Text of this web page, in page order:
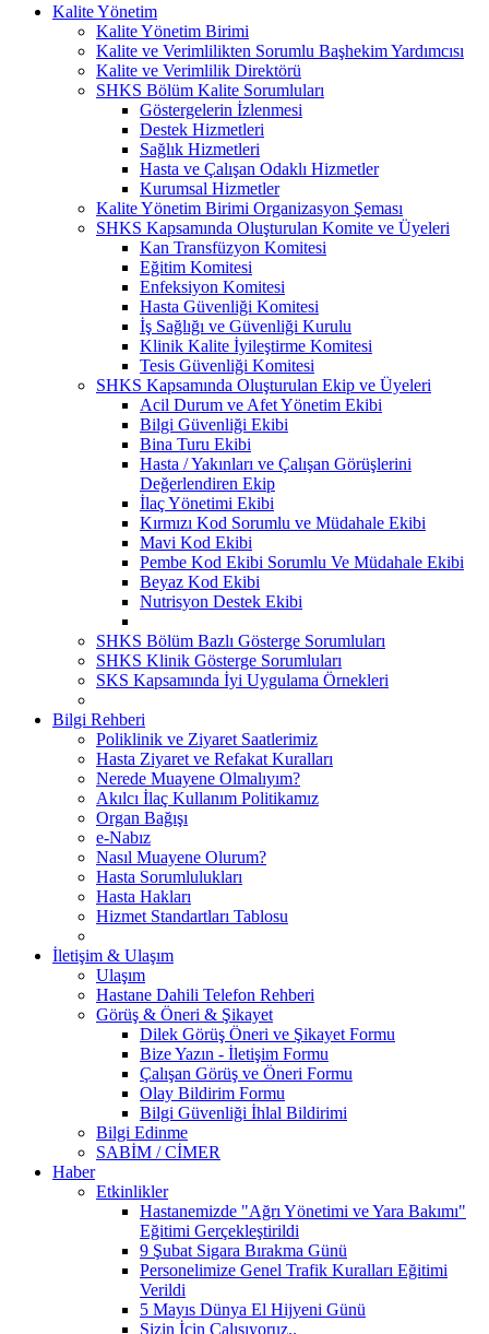
Kalite Yönetim
Kalite Yönetim Birimi
Kalite ve Verimlilikten Sorumlu Başhekim Yardımcısı
Kalite ve Verimlilik Direktörü
SHKS Bölüm Kalite Sorumluları
Göstergelerin İzlenmesi
Destek Hizmetleri
Sağlık Hizmetleri
Hasta ve Çalışan Odaklı Hizmetler
Kurumsal Hizmetler
Kalite Yönetim Birimi Organizasyon Şeması
SHKS Kapsamında Oluşturulan Komite ve Üyeleri
Kan Transfüzyon Komitesi
Eğitim Komitesi
Enfeksiyon Komitesi
Hasta Güvenliği Komitesi
İş Sağlığı ve Güvenliği Kurulu
Klinik Kalite İyileştirme Komitesi
Tesis Güvenliği Komitesi
SHKS Kapsamında Oluşturulan Ekip ve Üyeleri
Acil Durum ve Afet Yönetim Ekibi
Bilgi Güvenliği Ekibi
Bina Turu Ekibi
Hasta / Yakınları ve Çalışan Görüşlerini
Değerlendiren Ekip
İlaç Yönetimi Ekibi
Kırmızı Kod Sorumlu ve Müdahale Ekibi
Mavi Kod Ekibi
Pembe Kod Ekibi Sorumlu Ve Müdahale Ekibi
Beyaz Kod Ekibi
Nutrisyon Destek Ekibi
SHKS Bölüm Bazlı Gösterge Sorumluları
SHKS Klinik Gösterge Sorumluları
SKS Kapsamında İyi Uygulama Örnekleri
Bilgi Rehberi
Poliklinik ve Ziyaret Saatlerimiz
Hasta Ziyaret ve Refakat Kuralları
Nerede Muayene Olmalıyım?
Akılcı İlaç Kullanım Politikamız
Organ Bağışı
e-Nabız
Nasıl Muayene Olurum?
Hasta Sorumlulukları
Hasta Hakları
Hizmet Standartları Tablosu
İletişim & Ulaşım
Ulaşım
Hastane Dahili Telefon Rehberi
Görüş & Öneri & Şikayet
Dilek Görüş Öneri ve Şikayet Formu
Bize Yazın - İletişim Formu
Çalışan Görüş ve Öneri Formu
Olay Bildirim Formu
Bilgi Güvenliği İhlal Bildirimi
Bilgi Edinme
SABİM / CİMER
Haber
Etkinlikler
Hastanemizde "Ağrı Yönetimi ve Yara Bakımı"
Eğitimi Gerçekleştirildi
9 Şubat Sigara Bırakma Günü
Personelimize Genel Trafik Kuralları Eğitimi
Verildi
5 Mayıs Dünya El Hijyeni Günü
Sizin İçin Çalışıyoruz..